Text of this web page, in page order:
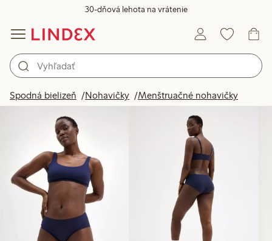
30-dňová lehota na vrátenie
Spodná bielizeň Nohavičky Menštruačné nohavičky
Produkty na obrázku